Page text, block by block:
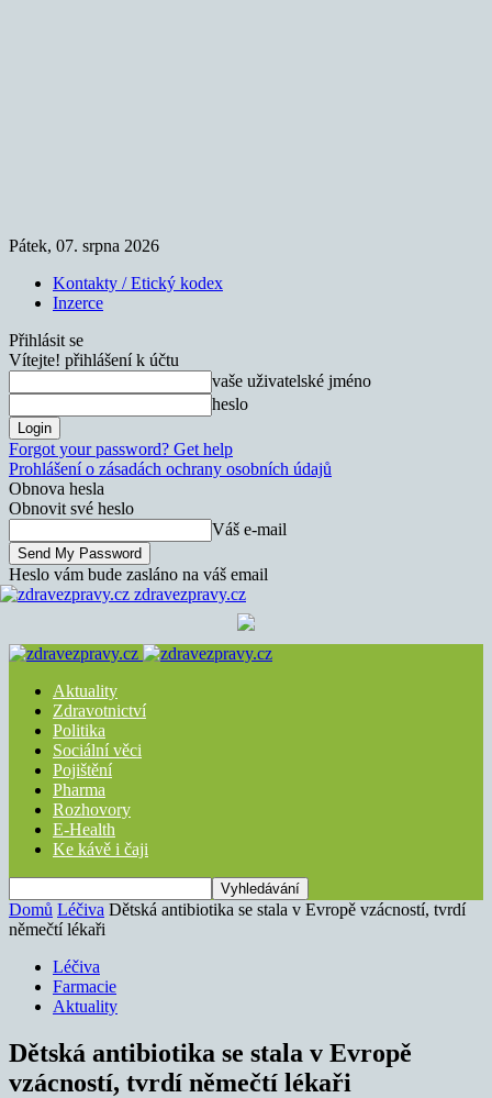
Pátek, 07. srpna 2026
Kontakty / Etický kodex
Inzerce
Přihlásit se
Vítejte! přihlášení k účtu
vaše uživatelské jméno
heslo
Forgot your password? Get help
Prohlášení o zásadách ochrany osobních údajů
Obnova hesla
Obnovit své heslo
Váš e-mail
Heslo vám bude zasláno na váš email
zdravezpravy.cz
Aktuality
Zdravotnictví
Politika
Sociální věci
Pojištění
Pharma
Rozhovory
E-Health
Ke kávě i čaji
Domů Léčiva Dětská antibiotika se stala v Evropě vzácností, tvrdí
němečtí lékaři
Léčiva
Farmacie
Aktuality
Dětská antibiotika se stala v Evropě
vzácností, tvrdí němečtí lékaři